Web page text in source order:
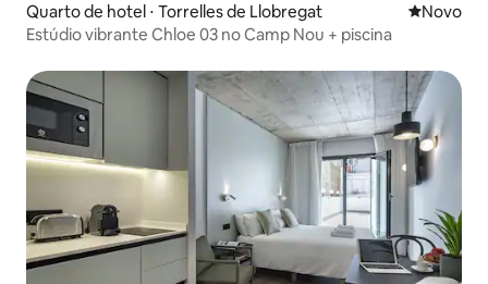
Quarto de hotel ⋅ Torrelles de Llobregat Novo
Novo
Estúdio vibrante Chloe 03 no Camp Nou + piscina